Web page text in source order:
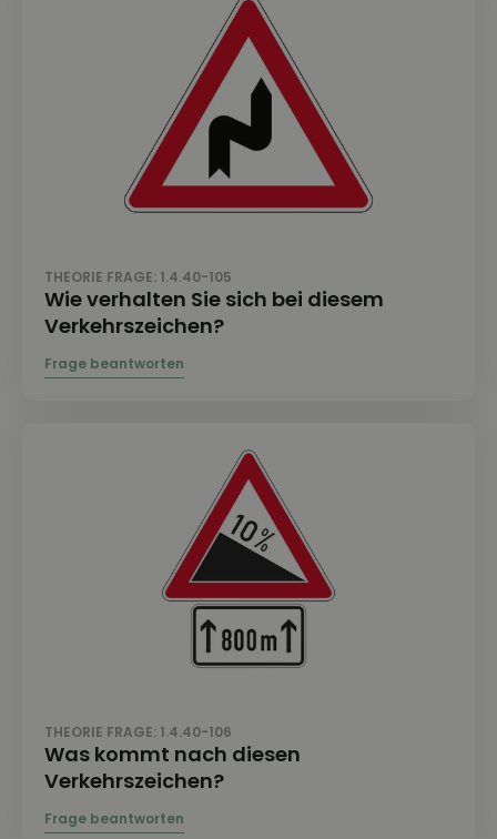
THEORIE FRAGE: 1.4.40-105
Wie verhalten Sie sich bei diesem
Verkehrszeichen?
THEORIE FRAGE: 1.4.40-106
Was kommt nach diesen
Verkehrszeichen?